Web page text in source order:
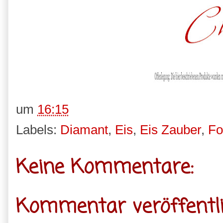
um 16:15
Labels: Diamant, Eis, Eis Zauber,
Keine Kommentare:
Kommentar